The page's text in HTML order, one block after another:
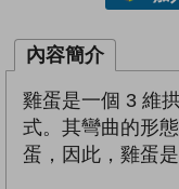
內容簡介
雞蛋是一個 3 維
式。其彎曲的形
蛋，因此，雞蛋是